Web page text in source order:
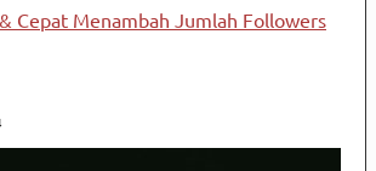
Cepat Menambah Jumlah Followers